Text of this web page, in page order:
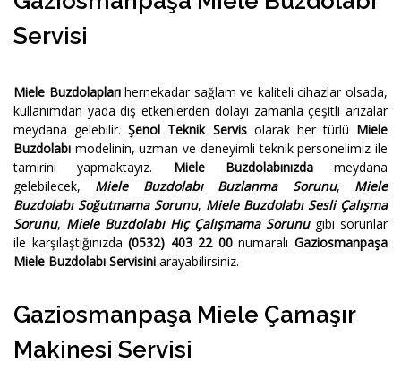
Servisi
Miele Buzdolaplarıhernekadar sağlam ve kaliteli cihazlar olsada,
kullanımdan yada dış etkenlerden dolayı zamanla çeşitli arızalar
meydana gelebilir.Şenol Teknik Servisolarak her türlü Miele
Buzdolabı modelinin, uzman ve deneyimli teknik personelimiz ile
tamirini yapmaktayız. Miele Buzdolabınızdameydana
gelebilecek, Miele Buzdolabı Buzlanma Sorunu, Miele
Buzdolabı Soğutmama Sorunu, Miele Buzdolabı Sesli Çalışma
Sorunu, Miele Buzdolabı Hiç Çalışmama Sorunugibi sorunlar
ile karşılaştığınızda(0532) 403 22 00numaralıGaziosmanpaşa
Miele Buzdolabı Servisini arayabilirsiniz.
Gaziosmanpaşa Miele Çamaşır
Makinesi Servisi